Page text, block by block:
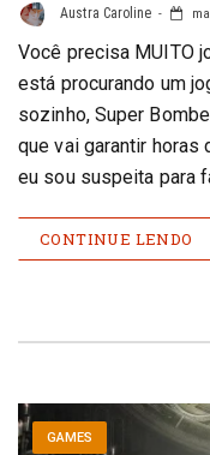
Austra Caroline
Você precisa MUITO
está procurando um
sozinho, Super
que vai garantir
eu sou suspeita para
CONTINUE LENDO
GAMES